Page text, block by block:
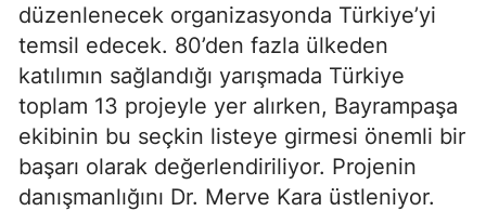
düzenlenecek organizasyonda Türkiye’yi
temsil edecek. 80’den fazla ülkeden
katılımın sağlandığı yarışmada Türkiye
toplam 13 projeyle yer alırken, Bayrampaşa
ekibinin bu seçkin listeye girmesi önemli bir
başarı olarak değerlendiriliyor. Projenin
danışmanlığını Dr. Merve Kara üstleniyor.